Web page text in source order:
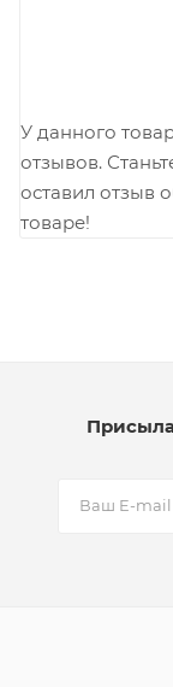
У данного
отзывов.
оставил отзыв
товаре!